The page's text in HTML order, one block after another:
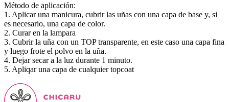
Método de aplicación:
1. Aplicar una manicura, cubrir las uñas con una capa de base y, si
es necesario, una capa de color.
2. Curar en la lampara
3. Cubrir la uña con un TOP transparente, en este caso una capa fina
y luego frote el polvo en la uña.
4. Dejar secar a la luz durante 1 minuto.
5. Apliqar una capa de cualquier topcoat